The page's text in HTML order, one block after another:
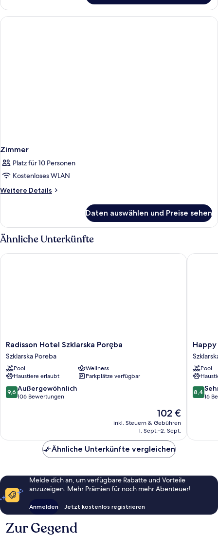
Zimmer
Platz für 10 Personen
Kostenloses WLAN
Weitere Details
Weitere
Daten auswählen und Preise sehen
Ähnliche Unterkünfte
Radisson
Hotel
Szklarska
Poręba
Szklarska
Poreba
Radisson Hotel Szklarska Poręba
Szklarska Poreba
Pool
Wellness
Haustiere erlaubt
Parkplätze verfügbar
9.6
von
9,6 Außergewöhnlich
106 Bewertungen
Der
Preis
beträgt
102 €
inkl. Steuern & Gebühren
1. Sept.–2. Sept.
Radisson Hotel Szklarska Poręba
Happy
Valley
Resort
Poreba
Pool
8.4
von
8,4
16
Happy
Ähnliche Unterkünfte vergleichen
Melde dich an, um verfügbare Rabatte und Vorteile
anzuzeigen. Mehr Prämien für noch mehr Abenteuer!
Anmelden Jetzt kostenlos registrieren
Zur Gegend